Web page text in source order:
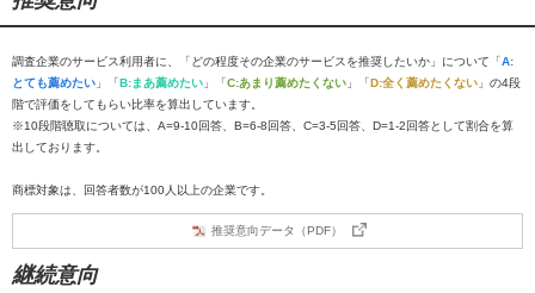
調査企業のサービス利用者に、「どの程度その企業のサービスを推奨したいか」について「A:
とても薦めたい 」「B:まあ薦めたい 」「C:あまり薦めたくない 」「D:全く薦めたくない 」の4段
階で評価をしてもらい比率を算出しています。
※10段階聴取については、A=9-10回答、B=6-8回答、C=3-5回答、D=1-2回答として割合を算
出しております。
商標対象は、回答者数が100人以上の企業です。
推奨意向データ（PDF）
継続意向